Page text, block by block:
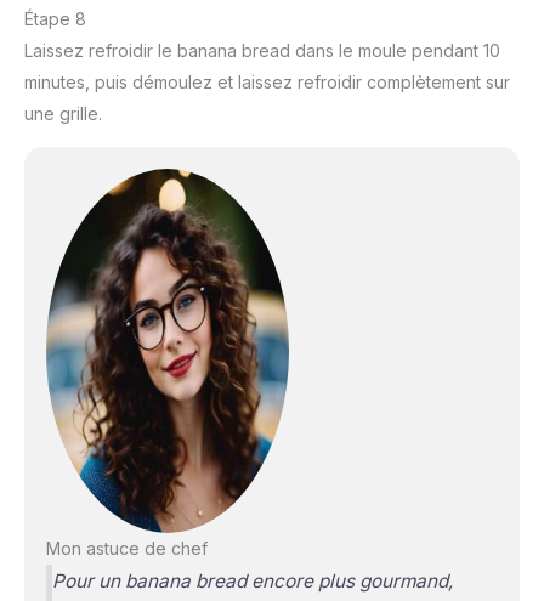
Étape 8
Laissez refroidir le banana bread dans le moule pendant 10
minutes, puis démoulez et laissez refroidir complètement sur
une grille.
Mon astuce de chef
Pour un banana bread encore plus gourmand,